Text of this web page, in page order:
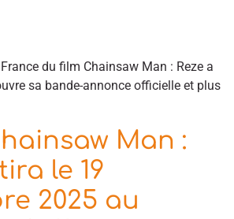
du film Chainsaw Man : Reze a
sa bande-annonce officielle et plus
Man :
le 19
2025 au